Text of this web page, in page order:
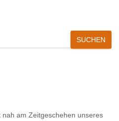
SUCHEN
am Zeitgeschehen unseres